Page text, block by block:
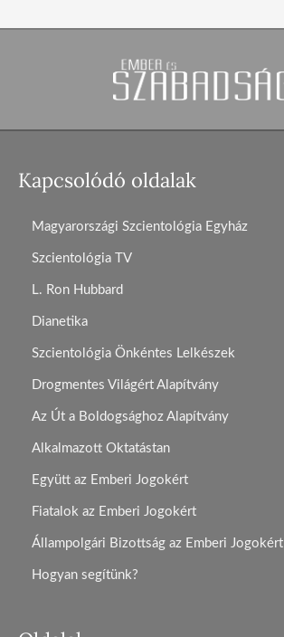
Kapcsolódó oldalak
Magyarországi Szcientológia Egyház
Szcientológia TV
L. Ron Hubbard
Dianetika
Szcientológia Önkéntes Lelkészek
Drogmentes Világért Alapítvány
Az Út a Boldogsághoz Alapítvány
Alkalmazott Oktatástan
Együtt az Emberi Jogokért
Fiatalok az Emberi Jogokért
Állampolgári Bizottság az Emberi Jogokért
Hogyan segítünk?